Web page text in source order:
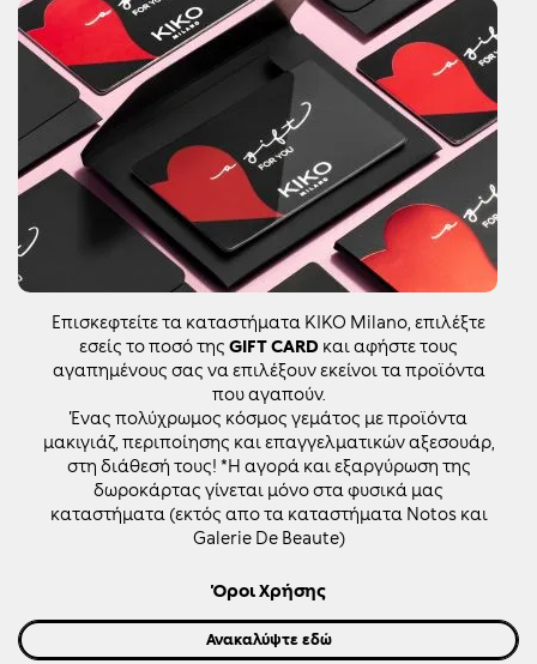
Επισκεφτείτε τα καταστήματα KIKO Milano, επιλέξτε
εσείς το ποσό της GIFT CARD και αφήστε τους
αγαπημένους σας να επιλέξουν εκείνοι τα προϊόντα
που αγαπούν.
Ένας πολύχρωμος κόσμος γεμάτος με προϊόντα
μακιγιάζ, περιποίησης και επαγγελματικών αξεσουάρ,
στη διάθεσή τους! *Η αγορά και εξαργύρωση της
δωροκάρτας γίνεται μόνο στα φυσικά μας
καταστήματα (εκτός απο τα καταστήματα Notos και
Galerie De Beaute)
Όροι Χρήσης
Ανακαλύψτε εδώ